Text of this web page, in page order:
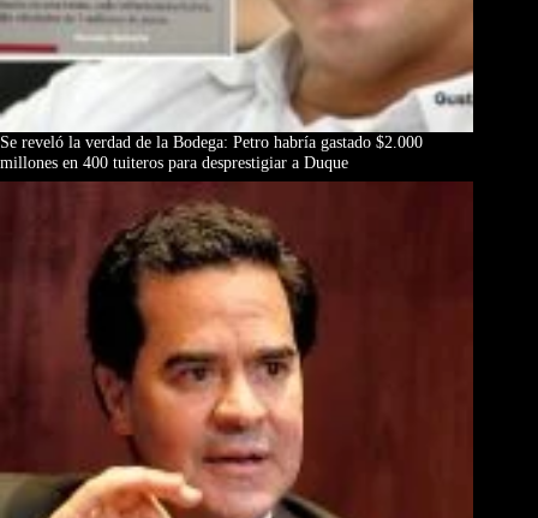
Se reveló la verdad de la Bodega: Petro habría gastado $2.000
millones en 400 tuiteros para desprestigiar a Duque